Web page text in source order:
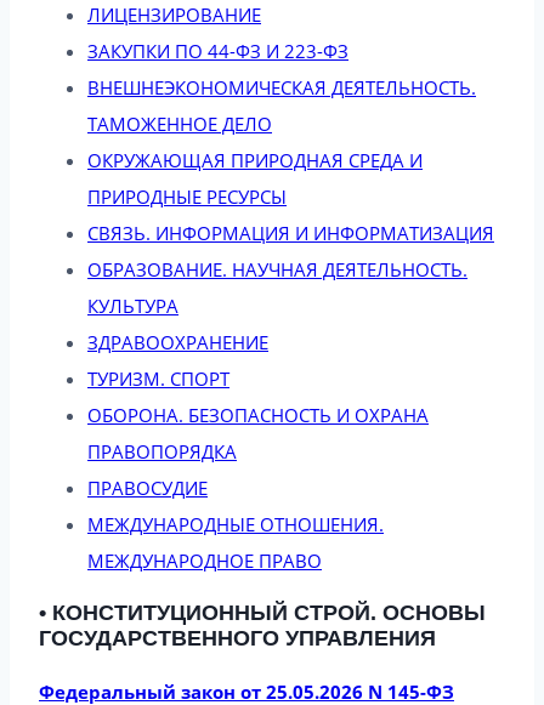
ЛИЦЕНЗИРОВАНИЕ
ЗАКУПКИ ПО 44-ФЗ И 223-ФЗ
ВНЕШНЕЭКОНОМИЧЕСКАЯ ДЕЯТЕЛЬНОСТЬ.
ТАМОЖЕННОЕ ДЕЛО
ОКРУЖАЮЩАЯ ПРИРОДНАЯ СРЕДА И
ПРИРОДНЫЕ РЕСУРСЫ
СВЯЗЬ. ИНФОРМАЦИЯ И ИНФОРМАТИЗАЦИЯ
ОБРАЗОВАНИЕ. НАУЧНАЯ ДЕЯТЕЛЬНОСТЬ.
КУЛЬТУРА
ЗДРАВООХРАНЕНИЕ
ТУРИЗМ. СПОРТ
ОБОРОНА. БЕЗОПАСНОСТЬ И ОХРАНА
ПРАВОПОРЯДКА
ПРАВОСУДИЕ
МЕЖДУНАРОДНЫЕ ОТНОШЕНИЯ.
МЕЖДУНАРОДНОЕ ПРАВО
• КОНСТИТУЦИОННЫЙ СТРОЙ. ОСНОВЫ
ГОСУДАРСТВЕННОГО УПРАВЛЕНИЯ
Федеральный закон от 25.05.2026 N 145-ФЗ